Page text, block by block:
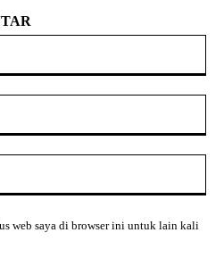
web saya di browser ini untuk lain kali